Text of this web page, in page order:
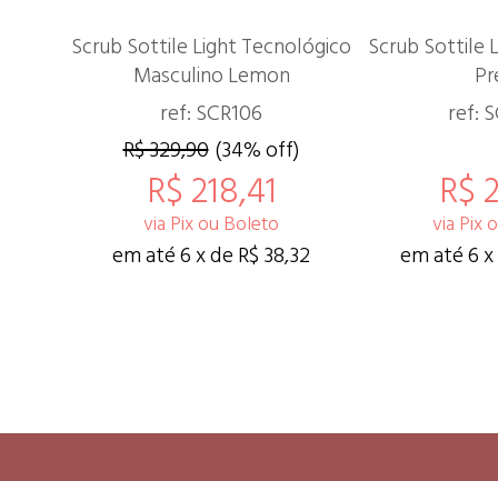
Scrub Sottile Light Tecnológico
Masculino Lemon
ref: SCR106
R$ 329,90 (34% off)
R$ 218,41
via Pix ou Boleto
em até 6 x de R$ 38,32
Scrub Sottile
ref:
R$
via Pix
em até 6